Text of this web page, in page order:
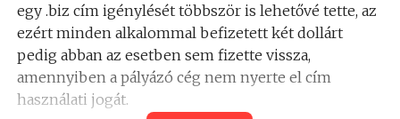
egy .biz cím igénylését többször is lehetővé tette, az
ezért minden alkalommal befizetett két dollárt
pedig abban az esetben sem fizette vissza,
amennyiben a pályázó cég nem nyerte el cím
használati jogát.